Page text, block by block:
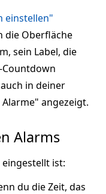
einstellen"
die Oberfläche
sein Label, die
Countdown
in deiner
angezeigt.
Alarms
ist:
du die Zeit, das